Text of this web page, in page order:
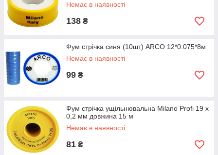
Немає в наявності
138 ₴
Фум стрічка синя (10шт) ARCO 12*0.075*8м
Немає в наявності
99 ₴
Фум стрічка ущільнювальна Milano Profi 19 х
0,2 мм довжина 15 м
Немає в наявності
81 ₴